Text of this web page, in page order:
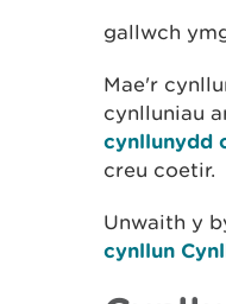
gallwch
Mae'r
cynlluniau
cynllunydd
creu coetir.
Unwaith y
cynllun